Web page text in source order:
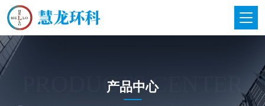
PRODUCTS CENTER
产品中心